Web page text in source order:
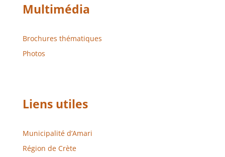
Multimédia
Brochures thématiques
Photos
Liens utiles
Municipalité d’Amari
Région de Crète